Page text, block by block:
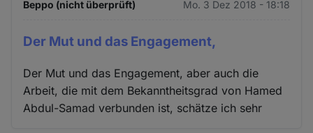
Beppo (nicht überprüft) Mo. 3 Dez 2018 - 18:18
Der Mut und das Engagement,
Der Mut und das Engagement, aber auch die
Arbeit, die mit dem Bekanntheitsgrad von Hamed
Abdul-Samad verbunden ist, schätze ich sehr